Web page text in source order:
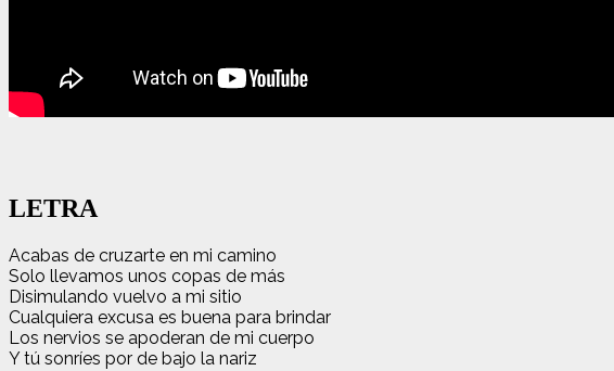
LETRA
Acabas de cruzarte en mi camino
Solo llevamos unos copas de más
Disimulando vuelvo a mi sitio
Cualquiera excusa es buena para brindar
Los nervios se apoderan de mi cuerpo
Y tú sonríes por de bajo la nariz